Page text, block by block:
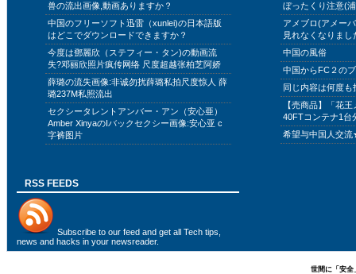
兽の流出画像,動画ありますか？
中国のフリーソフト迅雷（xunlei)の日本語版
はどこでダウンロードできますか？
今度は鄧麗欣（ステフィー・タン)の動画流
失?邓丽欣照片疯传网络 尺度超越张柏芝阿娇
薛璐の流失画像:非诚勿扰薛璐私拍尺度惊人 薛
璐237M私照流出
セクシータレントアンバー・アン（安心亜）
Amber XinyaのIバックセクシー画像:安心亚 c
字裤图片
ぼったくり注意(
アメブロ(アメー
見れなくなりまし
中国の風俗
中国からFC２の
同じ内容は何度
【売商品】「花
40FTコンテナ1台
希望与中国人交
RSS FEEDS
Subscribe to our feed and get all Tech tips,
news and hacks in your newsreader.
世間に「安全